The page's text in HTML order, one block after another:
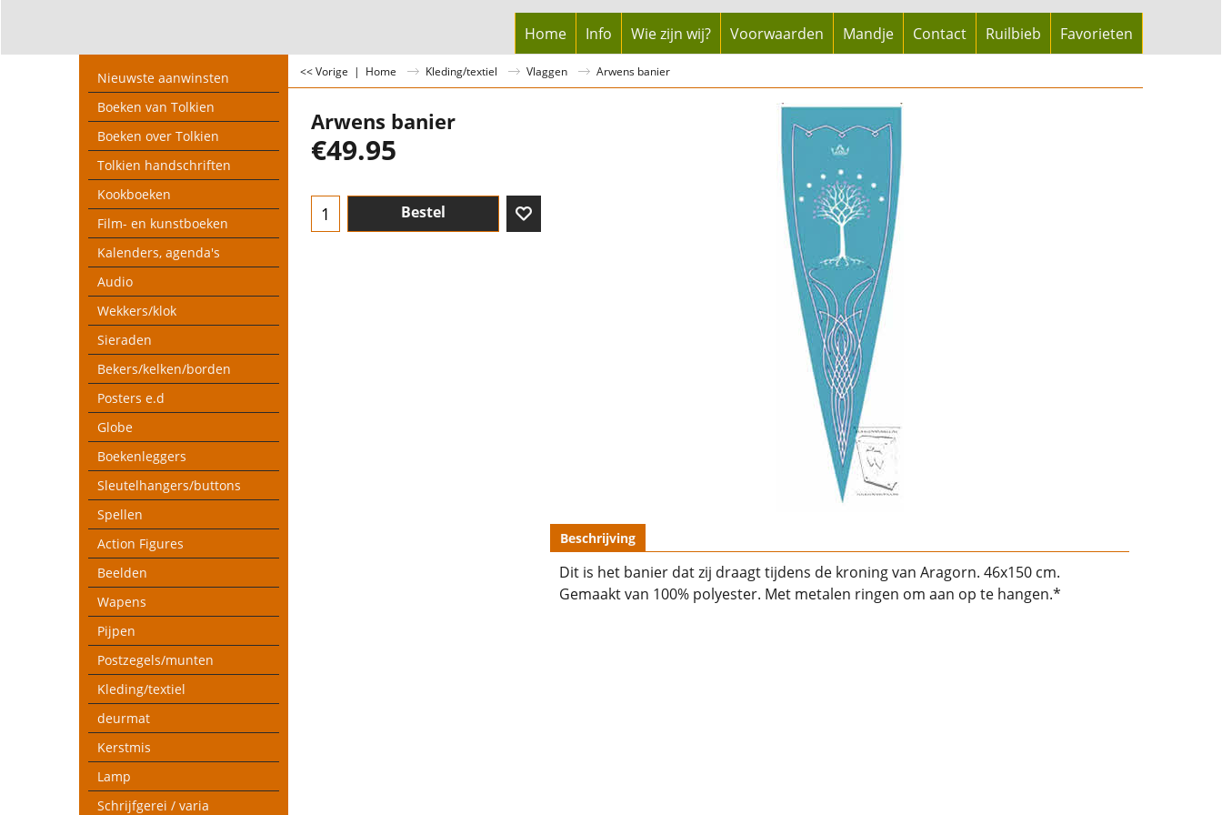
Home Info Wie zijn wij? Voorwaarden Mandje Contact Ruilbieb Favorieten
Nieuwste aanwinsten
Boeken van Tolkien
Boeken over Tolkien
Tolkien handschriften
Kookboeken
Film- en kunstboeken
Kalenders, agenda's
Audio
Wekkers/klok
Sieraden
Bekers/kelken/borden
Posters e.d
Globe
Boekenleggers
Sleutelhangers/buttons
Spellen
Action Figures
Beelden
Wapens
Pijpen
Postzegels/munten
Kleding/textiel
deurmat
Kerstmis
Lamp
Schrijfgerei / varia
<< Vorige | Home Kleding/textiel Vlaggen Arwens banier
Arwens banier
€49.95
Bestel
Beschrijving
Dit is het banier dat zij draagt tijdens de kroning van Aragorn. 46x150 cm.
Gemaakt van 100% polyester. Met metalen ringen om aan op te hangen.*